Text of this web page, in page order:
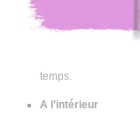
temps.
A l’intérieur